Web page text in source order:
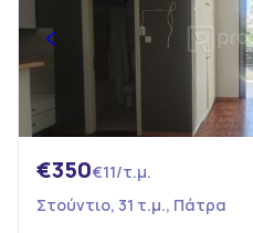
€350€11/τ.μ.
Στούντιο, 31 τ.μ., Πάτρα